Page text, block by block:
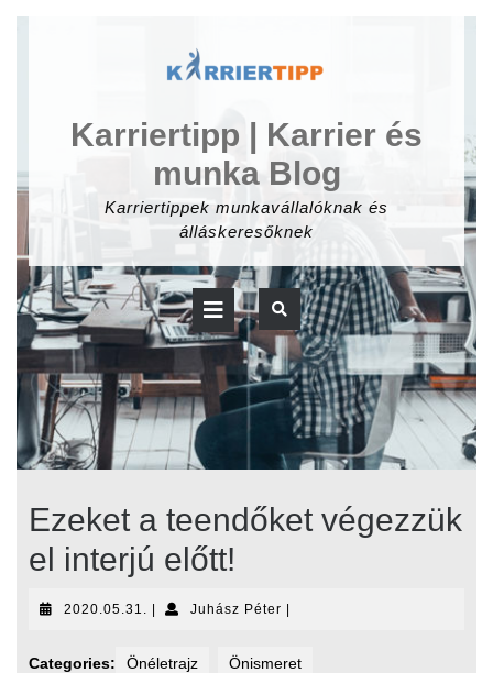
Karriertipp | Karrier és
munka Blog
Karriertippek munkavállalóknak és
álláskeresőknek
Open
Button
Ezeket a teendőket végezzük
el interjú előtt!
2020.05.31. 2020.05.31.
| Juhász PéterJuhász
|
Categories: Önéletrajz Önismeret